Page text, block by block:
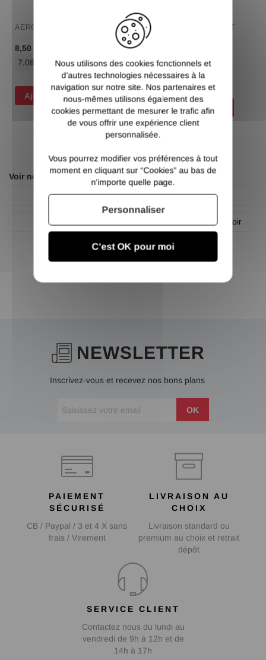
AEROSOL ANTI ADHERENT
8,50 €
7,08 €
/ Pce HT
Ajouter au panier
AEROSOL DEGRIPPANT
MULTI FONCTIONS
10,60 €/ Pce TTC
8,83 €/ Pce HT
Ajouter au panier
Voir nos autres pages :
LeMetal
Platine
Poteau rectangle Profilé rectangle acier noir
NEWSLETTER
Inscrivez-vous et recevez nos bons plans
OK
PAIEMENT
SÉCURISÉ
CB / Paypal / 3 et 4 X sans
frais / Virement
LIVRAISON AU
CHOIX
Livraison standard ou
premium au choix et retrait
dépôt
SERVICE CLIENT
Contactez nous du lundi au
vendredi de 9h à 12h et de
14h à 17h
Nous utilisons des cookies fonctionnels et
d’autres technologies nécessaires à la
navigation sur notre site. Nos partenaires et
nous-mêmes utilisons également des
cookies permettant de mesurer le trafic afin
de vous offrir une expérience client
personnalisée.
Vous pourrez modifier vos préférences à tout
moment en cliquant sur “Cookies” au bas de
n'importe quelle page.
C'est OK pour moi
Personnaliser